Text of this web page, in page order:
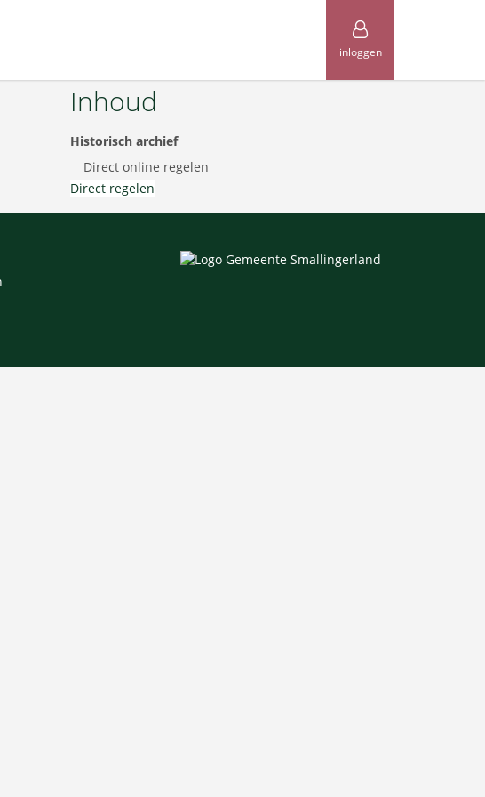
inloggen
Inhoud
Historisch archief
Direct online regelen
Direct regelen